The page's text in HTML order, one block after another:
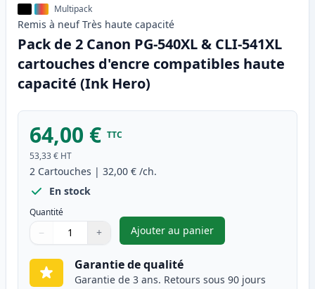
Multipack
Remis à neuf Très haute capacité
Pack de 2 Canon PG-540XL & CLI-541XL
cartouches d'encre compatibles haute
capacité (Ink Hero)
64,00 € TTC
53,33 € HT
2 Cartouches | 32,00 € /ch.
En stock
Quantité
Quantité
Utilisez les boutons pour ajuster
− +
Quantité
Ajouter au panier
,Pack de 2 Canon PG-540XL
Garantie de qualité
Garantie de 3 ans. Retours sous 90 jours